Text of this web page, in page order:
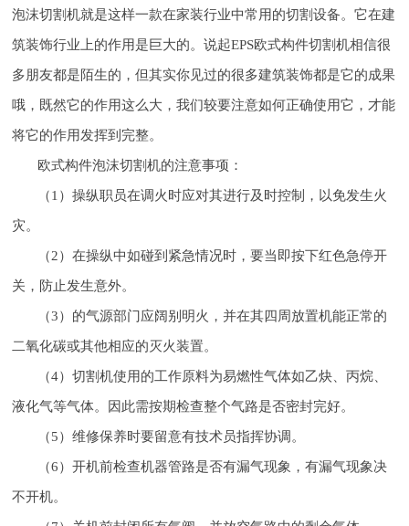
泡沫切割机就是这样一款在家装行业中常用的切割设备。它在建
筑装饰行业上的作用是巨大的。说起EPS欧式构件切割机相信很
多朋友都是陌生的，但其实你见过的很多建筑装饰都是它的成果
哦，既然它的作用这么大，我们较要注意如何正确使用它，才能
将它的作用发挥到完整。
欧式构件泡沫切割机的注意事项：
（1）操纵职员在调火时应对其进行及时控制，以免发生火
灾。
（2）在操纵中如碰到紧急情况时，要当即按下红色急停开
关，防止发生意外。
（3）的气源部门应阔别明火，并在其四周放置机能正常的
二氧化碳或其他相应的灭火装置。
（4）切割机使用的工作原料为易燃性气体如乙炔、丙烷、
液化气等气体。因此需按期检查整个气路是否密封完好。
（5）维修保养时要留意有技术员指挥协调。
（6）开机前检查机器管路是否有漏气现象，有漏气现象决
不开机。